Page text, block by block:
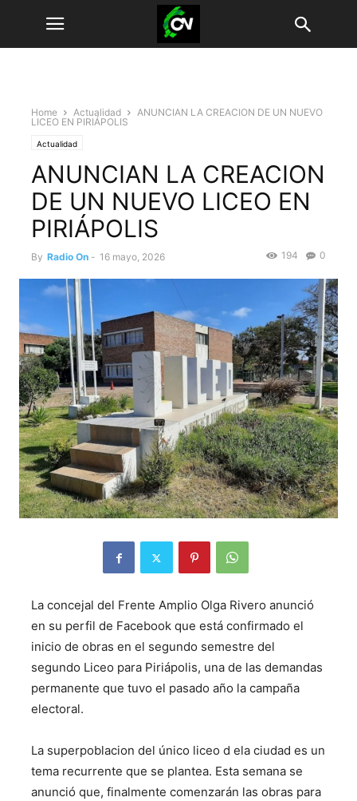
Home Actualidad
ANUNCIAN LA CREACION DE UN NUEVO
LICEO EN PIRIÁPOLIS
Actualidad
ANUNCIAN LA CREACION
DE UN NUEVO LICEO EN
PIRIÁPOLIS
By Radio On - 16 mayo, 2026 0
194
La concejal del Frente Amplio Olga Rivero anunció
en su perfil de Facebook que está confirmado el
inicio de obras en el segundo semestre del
segundo Liceo para Piriápolis, una de las demandas
permanente que tuvo el pasado año la campaña
electoral.
La superpoblacion del único liceo d ela ciudad es un
tema recurrente que se plantea. Esta semana se
anunció que, finalmente comenzarán las obras para